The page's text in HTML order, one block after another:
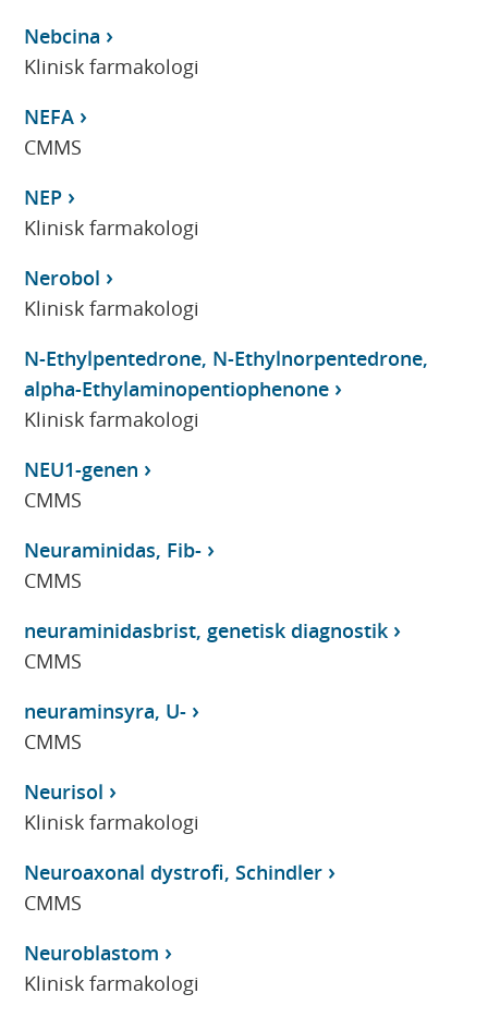
Nebcina
Klinisk farmakologi
NEFA
CMMS
NEP
Klinisk farmakologi
Nerobol
Klinisk farmakologi
N-Ethylpentedrone, N-Ethylnorpentedrone,
alpha-Ethylaminopentiophenone
Klinisk farmakologi
NEU1-genen
CMMS
Neuraminidas, Fib-
CMMS
neuraminidasbrist, genetisk diagnostik
CMMS
neuraminsyra, U-
CMMS
Neurisol
Klinisk farmakologi
Neuroaxonal dystrofi, Schindler
CMMS
Neuroblastom
Klinisk farmakologi